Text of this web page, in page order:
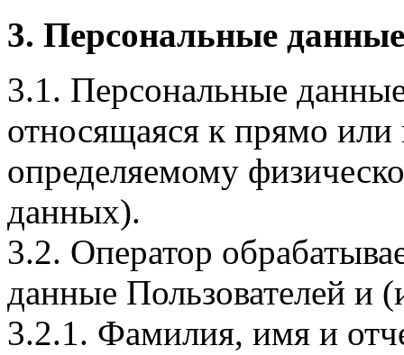
3. Персональные
3.1. Персональные
относящаяся к прямо
определяемому
данных).
3.2. Оператор
данные Пользователей и
3.2.1. Фамилия, имя и